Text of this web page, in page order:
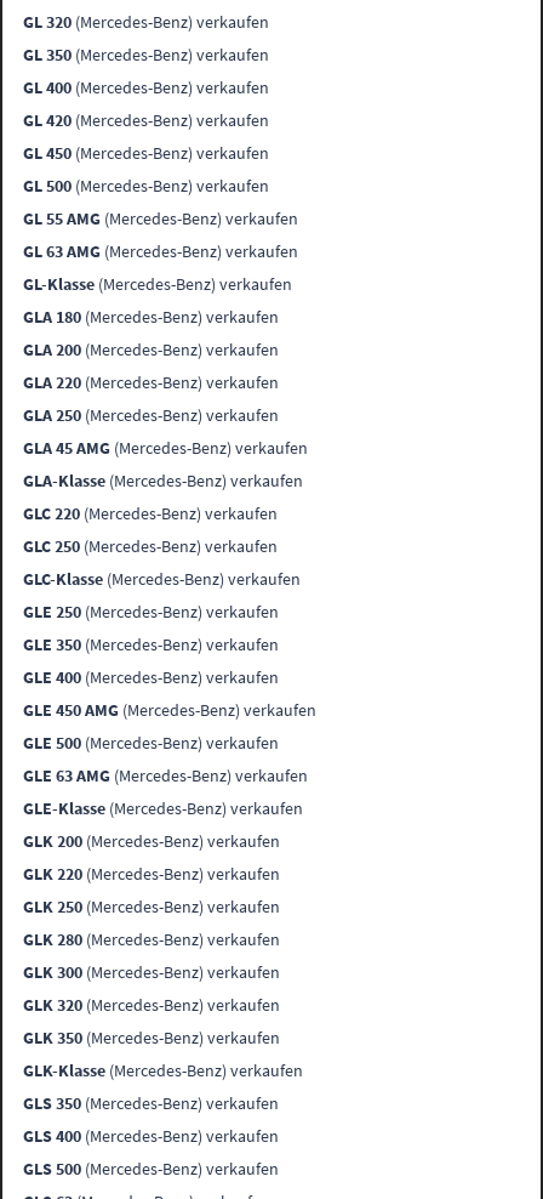
GL 320 (Mercedes-Benz) verkaufen
GL 350 (Mercedes-Benz) verkaufen
GL 400 (Mercedes-Benz) verkaufen
GL 420 (Mercedes-Benz) verkaufen
GL 450 (Mercedes-Benz) verkaufen
GL 500 (Mercedes-Benz) verkaufen
GL 55 AMG (Mercedes-Benz) verkaufen
GL 63 AMG (Mercedes-Benz) verkaufen
GL-Klasse (Mercedes-Benz) verkaufen
GLA 180 (Mercedes-Benz) verkaufen
GLA 200 (Mercedes-Benz) verkaufen
GLA 220 (Mercedes-Benz) verkaufen
GLA 250 (Mercedes-Benz) verkaufen
GLA 45 AMG (Mercedes-Benz) verkaufen
GLA-Klasse (Mercedes-Benz) verkaufen
GLC 220 (Mercedes-Benz) verkaufen
GLC 250 (Mercedes-Benz) verkaufen
GLC-Klasse (Mercedes-Benz) verkaufen
GLE 250 (Mercedes-Benz) verkaufen
GLE 350 (Mercedes-Benz) verkaufen
GLE 400 (Mercedes-Benz) verkaufen
GLE 450 AMG (Mercedes-Benz) verkaufen
GLE 500 (Mercedes-Benz) verkaufen
GLE 63 AMG (Mercedes-Benz) verkaufen
GLE-Klasse (Mercedes-Benz) verkaufen
GLK 200 (Mercedes-Benz) verkaufen
GLK 220 (Mercedes-Benz) verkaufen
GLK 250 (Mercedes-Benz) verkaufen
GLK 280 (Mercedes-Benz) verkaufen
GLK 300 (Mercedes-Benz) verkaufen
GLK 320 (Mercedes-Benz) verkaufen
GLK 350 (Mercedes-Benz) verkaufen
GLK-Klasse (Mercedes-Benz) verkaufen
GLS 350 (Mercedes-Benz) verkaufen
GLS 400 (Mercedes-Benz) verkaufen
GLS 500 (Mercedes-Benz) verkaufen